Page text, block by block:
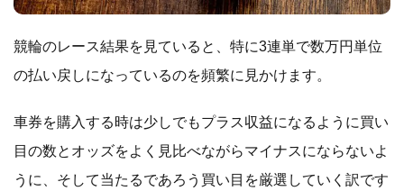
競輪のレース結果を見ていると、特に3連単で数万円単位
の払い戻しになっているのを頻繁に見かけます。
車券を購入する時は少しでもプラス収益になるように買い
目の数とオッズをよく見比べながらマイナスにならないよ
うに、そして当たるであろう買い目を厳選していく訳です